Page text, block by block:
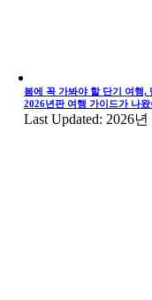
봄에 꼭 가봐야 할 단기 여행,
2026년판 여행 가이드가 나
Last Updated: 2026